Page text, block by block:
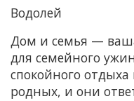
Водолей
Дом и семья —
для семейного
спокойного
родных, и они